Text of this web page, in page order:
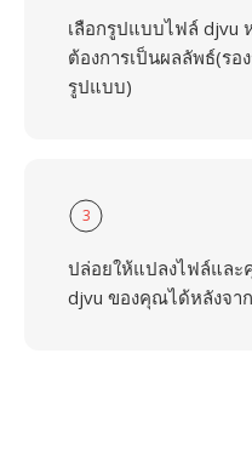
เลือกรูปแบบไฟล์ djvu
ต้องการเป็นผลลัพธ์(ร
รูปแบบ)
3
ปล่อยให้แปลงไฟล์แล
djvu ของคุณได้หลังจา